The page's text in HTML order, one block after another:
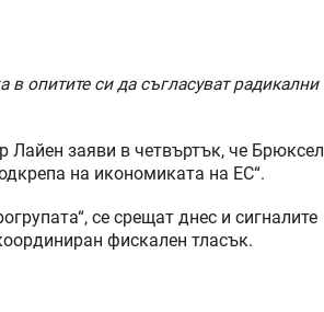
опитите си да съгласуват радикални
Лайен заяви в четвъртък, че Брюксел
на икономиката на ЕС“.
се срещат днес и сигналите
фискален тласък.